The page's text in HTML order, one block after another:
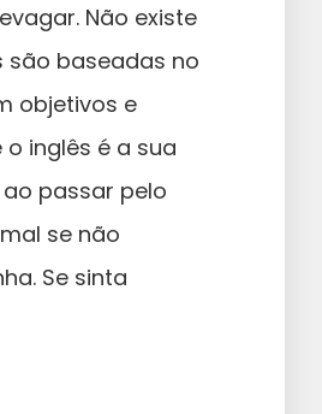
Não existe
são baseadas no
objetivos e
inglês é a sua
passar pelo
se não
Se sinta